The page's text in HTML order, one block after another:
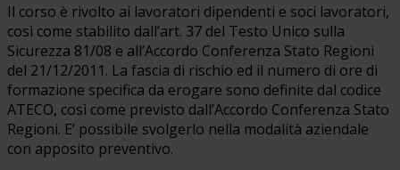
Il corso è rivolto ai lavoratori dipendenti e soci lavoratori,
così come stabilito dall’art. 37 del Testo Unico sulla
Sicurezza 81/08 e all’Accordo Conferenza Stato Regioni
del 21/12/2011. La fascia di rischio ed il numero di ore di
formazione specifica da erogare sono definite dal codice
ATECO, così come previsto dall’Accordo Conferenza Stato
Regioni. E’ possibile svolgerlo nella modalità aziendale
con apposito preventivo.